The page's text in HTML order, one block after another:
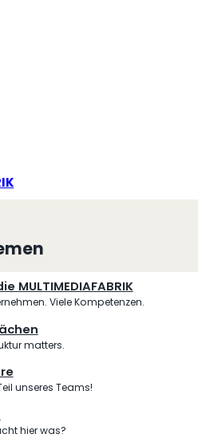
MULTIMEDIAFABRIK
Viele Kompetenzen.
matters.
unseres Teams!
hier was?